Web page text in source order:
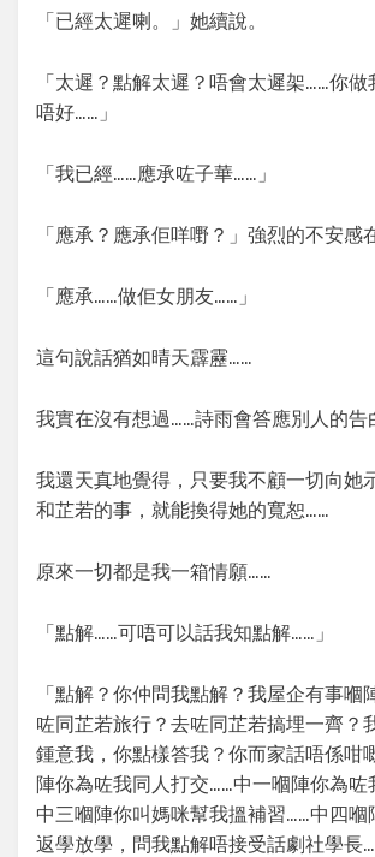
「已經太遲喇。」她續說。
「太遲？點解太遲？唔會太遲架……你
唔好……」
「我已經……應承咗子華……」
「應承？應承佢咩嘢？」強烈的不安感
「應承……做佢女朋友……」
這句說話猶如晴天霹靂……
我實在沒有想過……詩雨會答應別人的告
我還天真地覺得，只要我不顧一切向她
和芷若的事，就能換得她的寬恕……
原來一切都是我一箱情願……
「點解……可唔可以話我知點解……」
「點解？你仲問我點解？我屋企有事嗰
咗同芷若旅行？去咗同芷若搞埋一齊？
鍾意我，你點樣答我？你而家話唔係咁
陣你為咗我同人打交……中一嗰陣你為咗
中三嗰陣你叫媽咪幫我搵補習……中四嗰
返學放學，問我點解唔接受話劇社學長